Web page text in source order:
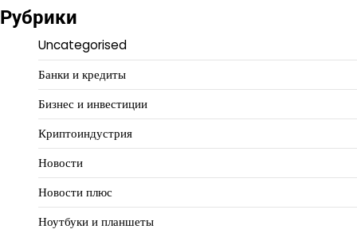
Рубрики
Uncategorised
Банки и кредиты
Бизнес и инвестиции
Криптоиндустрия
Новости
Новости плюс
Ноутбуки и планшеты